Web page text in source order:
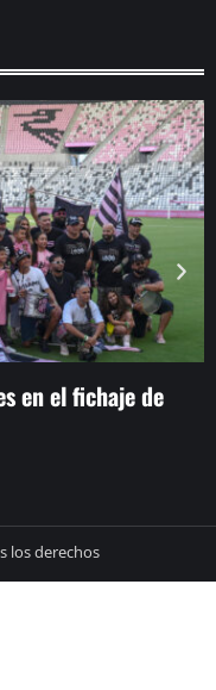
en el fichaje de
los derechos